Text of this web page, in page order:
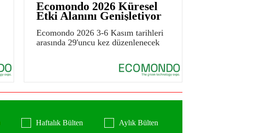
Ecomondo 2026 Küresel
Etki Alanını Genişletiyor
Ecomondo 2026 3-6 Kasım tarihleri
arasında 29'uncu kez düzenlenecek
Haftalık Bülten Aylık Bülten